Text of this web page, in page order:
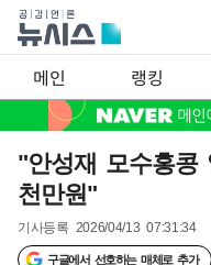
메인 랭킹
"안성재 모수홍콩
천만원"
기사등록 2026/04/13 07:31:34
구글에서 선호하는 매체로 추가